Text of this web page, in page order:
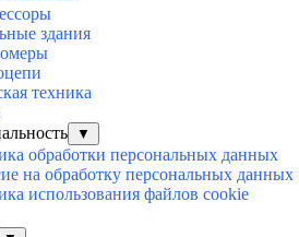
здания
техника
▼
обработки персональных данных
на обработку персональных данных
использования файлов cookie